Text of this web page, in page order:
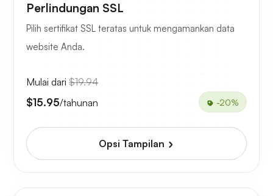
Perlindungan SSL
Pilih sertifikat SSL teratas untuk mengamankan data
website Anda.
Mulai dari $19.94
$15.95/tahunan -20%
Opsi Tampilan